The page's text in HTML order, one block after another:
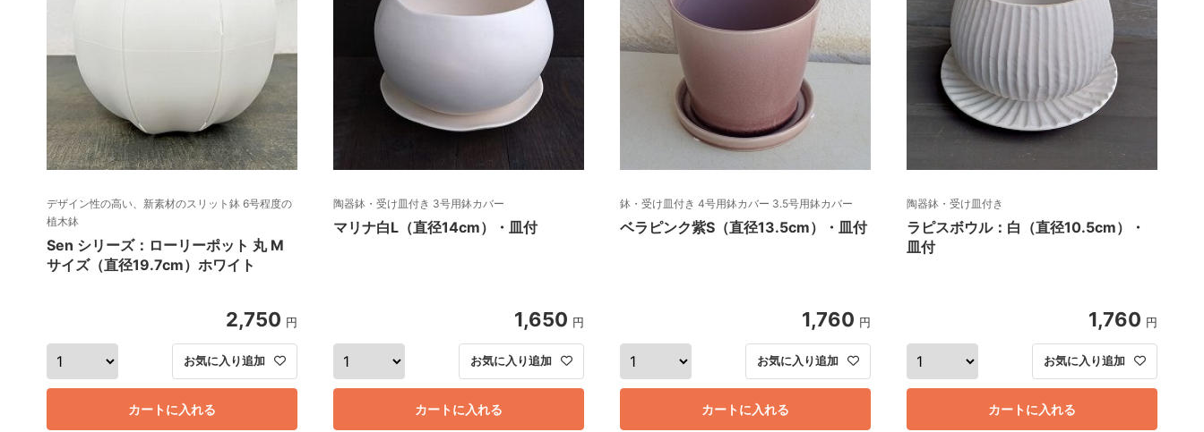
デザイン性の高い、新素材のスリット鉢 6号程度の
植木鉢
Sen シリーズ：ローリーポット 丸 M
サイズ（直径19.7cm）ホワイト
2,750 円
お気に入り追加
カートに入れる
陶器鉢・受け皿付き 3号用鉢カバー
マリナ白L（直径14cm）・皿付
1,650 円
お気に入り追加
カートに入れる
鉢・受け皿付き 4号用鉢カバー 3.5号用鉢カバー
ベラピンク紫S（直径13.5cm）・皿付
1,760 円
お気に入り追加
カートに入れる
陶器鉢・受け皿付き
ラピスボウル：白（直径10.5cm）・
皿付
1,760 円
お気に入り追加
カートに入れる